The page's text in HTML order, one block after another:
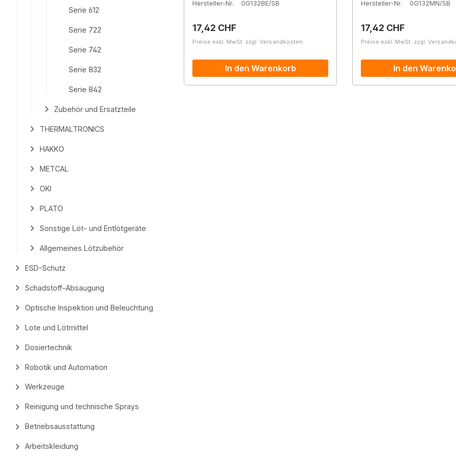
Serie 612
Serie 722
Serie 742
Serie 832
Serie 842
Zubehör und Ersatzteile
THERMALTRONICS
HAKKO
METCAL
OKI
PLATO
Sonstige Löt- und Entlötgeräte
Allgemeines Lötzubehör
ESD-Schutz
Schadstoff-Absaugung
Optische Inspektion und Beleuchtung
Lote und Lötmittel
Dosiertechnik
Robotik und Automation
Werkzeuge
Reinigung und technische Sprays
Betriebsausstattung
Arbeitskleidung
Hersteller-Nr.
0G132BE/SB
Regulärer Preis:
17,42 CHF
Preise exkl. MwSt. zzgl. Versandkosten
In den Warenkorb
Hersteller-Nr.
0G132MN/SB
Regulärer Preis:
17,42 CHF
Preise exkl. MwSt. zzgl.
In den